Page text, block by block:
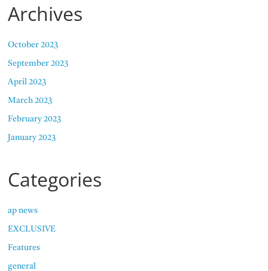
Archives
October 2023
September 2023
April 2023
March 2023
February 2023
January 2023
Categories
ap news
EXCLUSIVE
Features
general